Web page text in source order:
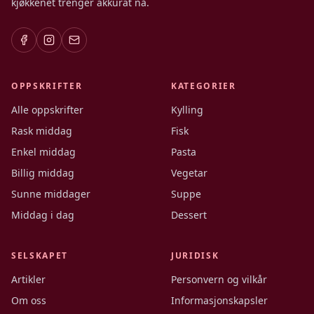
OPPSKRIFTER
Alle oppskrifter
Rask middag
Enkel middag
Billig middag
Sunne middager
Middag i dag
KATEGORIER
Kylling
Fisk
Pasta
Vegetar
Suppe
Dessert
SELSKAPET
Artikler
Om oss
JURIDISK
Personvern og vilkår
Informasjonskapsler